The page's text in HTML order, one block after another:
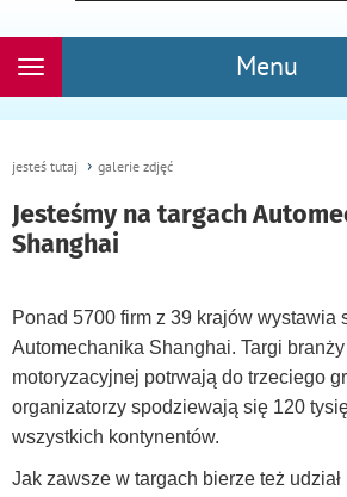
Menu
Rozwiń
jesteś tutaj galerie zdjęć
Jesteśmy na targach
Shanghai
Ponad 5700 firm z 39 krajów wystawia
Automechanika Shanghai. Targi
motoryzacyjnej potrwają do trzeciego
organizatorzy spodziewają się 120
wszystkich kontynentów.
Jak zawsze w targach bierze też